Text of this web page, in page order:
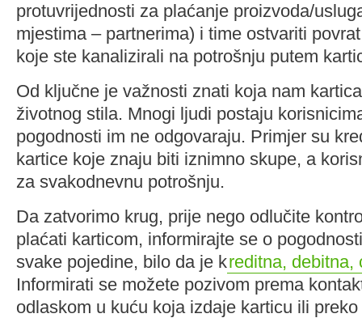
protuvrijednosti za plaćanje proizvoda/
mjestima – partnerima) i time ostvariti
koje ste kanalizirali na potrošnju putem
Od ključne je važnosti znati koja nam
životnog stila. Mnogi ljudi postaju
pogodnosti im ne odgovaraju. Primjer su
kartice koje znaju biti iznimno skupe, a
za svakodnevnu potrošnju.
Da zatvorimo krug, prije nego odlučite
plaćati karticom, informirajte se o
svake pojedine, bilo da je kreditna, debitna,
Informirati se možete pozivom prema
odlaskom u kuću koja izdaje karticu ili